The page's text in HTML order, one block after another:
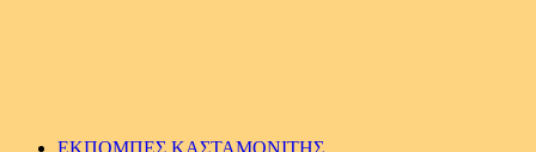
ΕΚΠΟΜΠΕΣ ΚΑΣΤΑΜΟΝΙΤΗΣ